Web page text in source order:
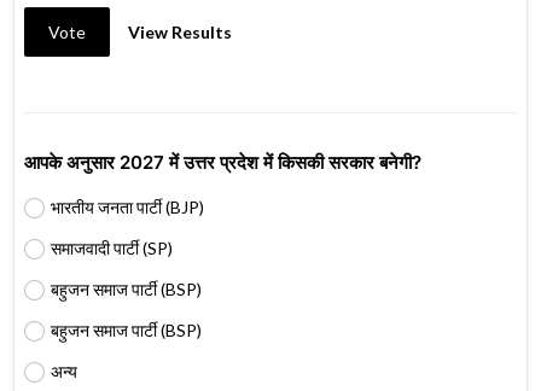
Vote View Results
आपके अनुसार 2027 में उत्तर प्रदेश में किसकी सरकार बनेगी?
भारतीय जनता पार्टी (BJP)
समाजवादी पार्टी (SP)
बहुजन समाज पार्टी (BSP)
बहुजन समाज पार्टी (BSP)
अन्य